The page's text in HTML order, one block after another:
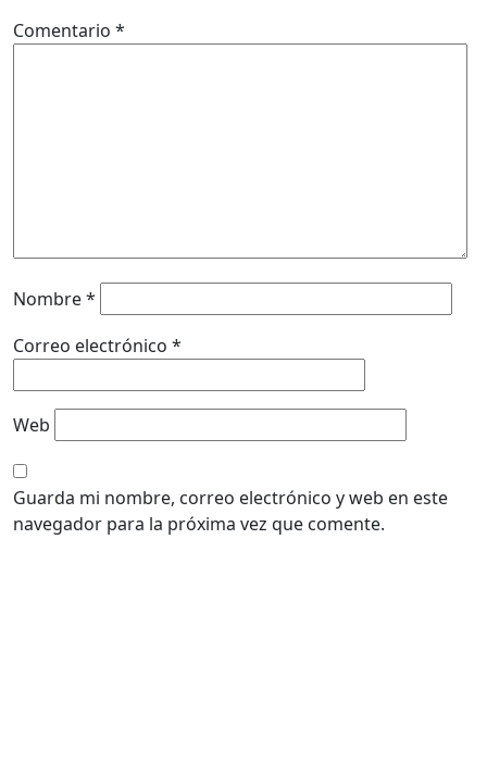
Comentario *
Nombre*
Correo electrónico *
Web
Guarda mi nombre, correo electrónico y web en este
navegador para la próxima vez que comente.